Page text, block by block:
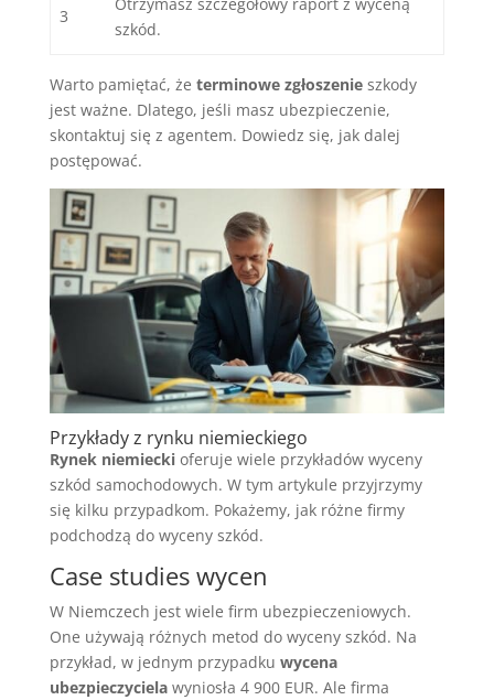
3
szkód.
Warto pamiętać, że terminowe zgłoszenieszkody
jest ważne. Dlatego, jeśli masz ubezpieczenie,
skontaktuj się z agentem. Dowiedz się, jak dalej
postępować.
Przykłady z rynku niemieckiego
Rynek niemieckioferuje wiele przykładów wyceny
szkód samochodowych. W tym artykule przyjrzymy
się kilku przypadkom. Pokażemy, jak różne firmy
podchodzą do wyceny szkód.
Case studies wycen
W Niemczech jest wiele firm ubezpieczeniowych.
One używają różnych metod do wyceny szkód. Na
przykład, w jednym przypadku wycena
ubezpieczycielawyniosła 4 900 EUR. Ale firma